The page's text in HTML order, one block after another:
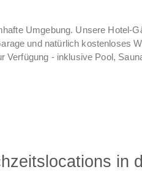
Umgebung. Unsere Hotel-
und natürlich kostenloses
Verfügung - inklusive Pool,
in